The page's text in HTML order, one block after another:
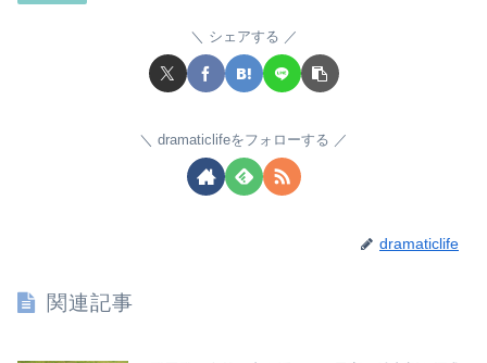
シェアする
dramaticlifeをフォローする
dramaticlife
関連記事